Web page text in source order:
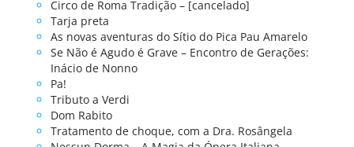
Circo de Roma Tradição – [cancelado]
Tarja preta
As novas aventuras do Sítio do Pica Pau Amarelo
Se Não é Agudo é Grave – Encontro de Gerações:
Inácio de Nonno
Pa!
Tributo a Verdi
Dom Rabito
Tratamento de choque, com a Dra. Rosângela